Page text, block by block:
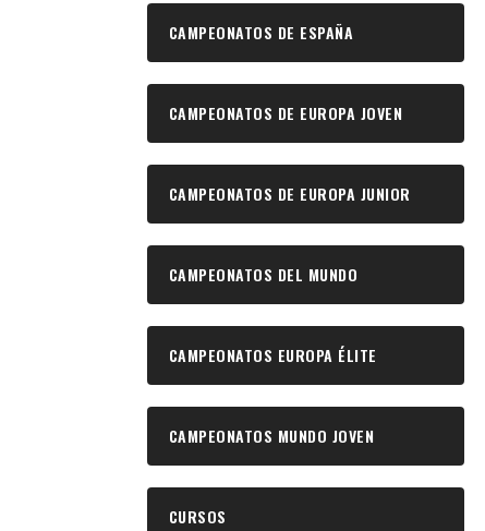
CAMPEONATOS DE ESPAÑA
CAMPEONATOS DE EUROPA JOVEN
CAMPEONATOS DE EUROPA JUNIOR
CAMPEONATOS DEL MUNDO
CAMPEONATOS EUROPA ÉLITE
CAMPEONATOS MUNDO JOVEN
CURSOS